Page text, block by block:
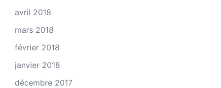
avril 2018
mars 2018
février 2018
janvier 2018
décembre 2017